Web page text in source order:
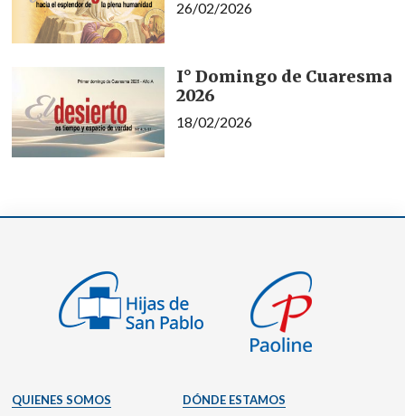
26/02/2026
I° Domingo de Cuaresma
2026
18/02/2026
QUIENES SOMOS DÓNDE ESTAMOS